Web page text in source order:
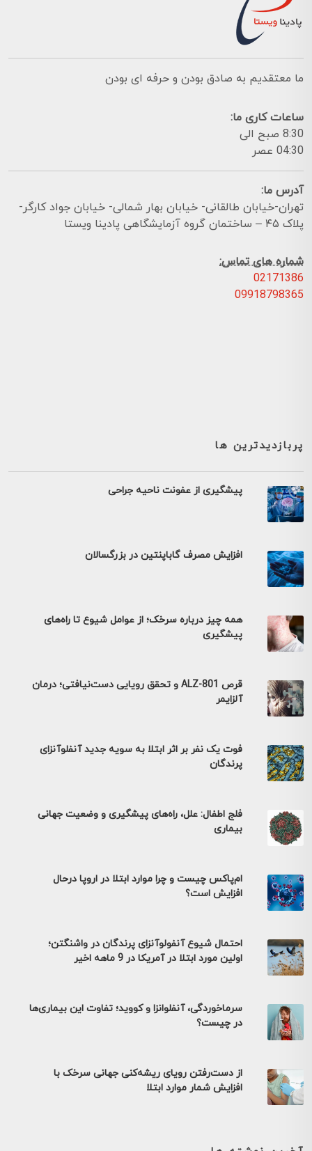
ما معتقدیم به صادق بودن و حرفه ای بودن
ساعات کاری ما:
8:30 صبح الی
04:30 عصر
آدرس ما:
تهران-خیابان طالقانی- خیابان بهار شمالی- خیابان جواد کارگر-
پلاک ۴۵ – ساختمان گروه آزمایشگاهی پادینا ویستا
شماره های تماس:
02171386
09918798365
پربازدیدترین ها
پیشگیری از عفونت ناحیه جراحی
افزایش مصرف گاباپنتین در بزرگسالان
همه چیز درباره سرخک؛ از عوامل شیوع تا راه‌های
پیشگیری
قرص ALZ-801 و تحقق رویایی دست‌نیافتی؛ درمان
آلزایمر
فوت یک نفر بر اثر ابتلا به سویه جدید آنفلوآنزای
پرندگان
فلج اطفال: علل، راه‌های پیشگیری و وضعیت جهانی
بیماری
ام‌پاکس چیست و چرا موارد ابتلا در اروپا درحال
افزایش است؟
احتمال شیوع آنفولوآنزای پرندگان در واشنگتن؛
اولین مورد ابتلا در آمریکا در 9 ماهه اخیر
سرماخوردگی، آنفلوانزا و کووید؛ تفاوت این بیماری‌ها
در چیست؟
از دست‌رفتن رویای ریشه‌کنی جهانی سرخک با
افزایش شمار موارد ابتلا